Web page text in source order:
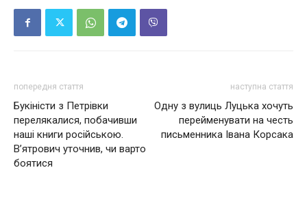
попередня стаття
Букіністи з Петрівки
перелякалися, побачивши
наші книги російською.
В’ятрович уточнив, чи варто
боятися
наступна стаття
Одну з вулиць Луцька хочуть
перейменувати на честь
письменника Івана Корсака